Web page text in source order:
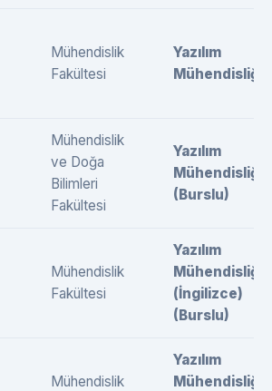
Mühendislik
Fakültesi
Yazılım
Mühendisliği
Mühendislik
ve Doğa
Bilimleri
Fakültesi
Yazılım
Mühendisliği
(Burslu)
Mühendislik
Fakültesi
Yazılım
Mühendisliği
(İngilizce)
(Burslu)
Mühendislik
Yazılım
Mühendisliği